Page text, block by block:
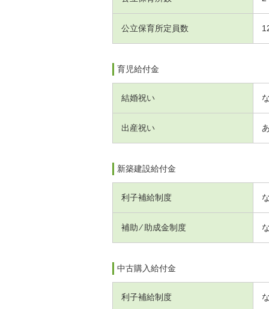
公立保育所定員数
育児給付金
結婚祝い
出産祝い
新築建設給付金
利子補給制度
補助 ⁄ 助成金制度
中古購入給付金
利子補給制度